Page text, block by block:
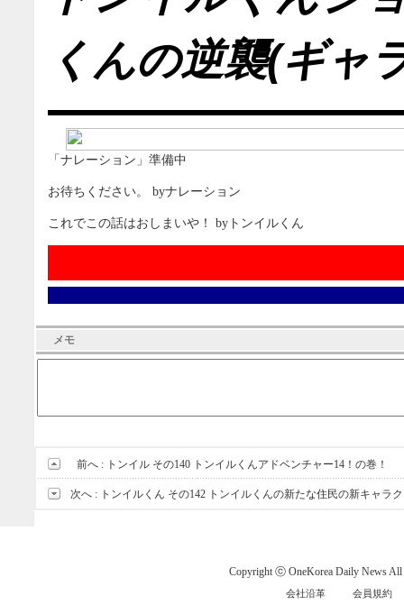
くんの逆襲(ギャ
「ナレーション」準備中
お待ちください。 byナレーション
これでこの話はおしまいや！ byトンイルくん
メモ
前へ : トンイル その140 トンイルくんアドベンチャー14！の巻！
次へ : トンイルくん その142 トンイルくんの新たな住民の新キャラ
Copyright ⓒ OneKorea Daily News All
会社沿革 会員規約